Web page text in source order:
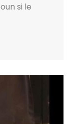
si le